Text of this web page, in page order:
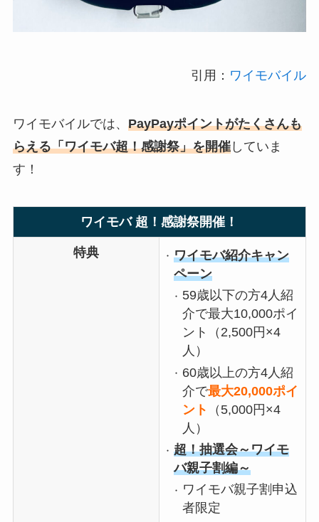
引用： ワイモバイル
ワイモバイルでは、 PayPayポイントがたくさんも
らえる「ワイモバ超！感謝祭」を開催していま
す！
ワイモバ 超！感謝祭開催！
特典
ワイモバ紹介キャン
ペーン
59歳以下の方4人紹
介で最大10,000ポイ
ント（2,500円×4
人）
60歳以上の方4人紹
介で最大20,000ポイ
ント
（5,000円×4
人）
超！抽選会～ワイモ
バ親子割編～
ワイモバ親子割申込
者限定